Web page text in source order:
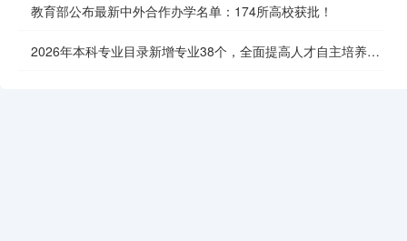
教育部公布最新中外合作办学名单：174所高校获批！
2026年本科专业目录新增专业38个，全面提高人才自主培养质